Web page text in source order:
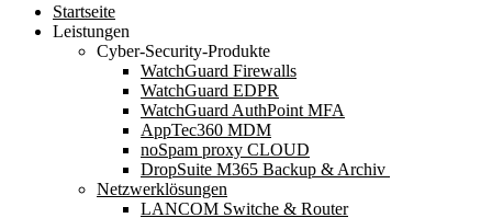
Startseite
Leistungen
Cyber-Security-Produkte
WatchGuard Firewalls
WatchGuard EDPR
WatchGuard AuthPoint MFA
AppTec360 MDM
noSpam proxy CLOUD
DropSuite M365 Backup & Archiv ​
Netzwerklösungen
LANCOM Switche & Router